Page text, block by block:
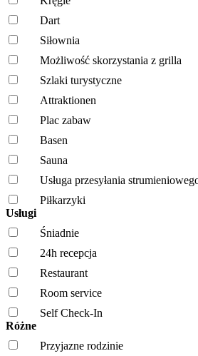
Dart
Siłownia
Możliwość skorzystania z grilla
Szlaki turystyczne
Attraktionen
Plac zabaw
Basen
Sauna
Usługa przesyłania
Piłkarzyki
Usługi
Śniadnie
24h recepcja
Restaurant
Room service
Self Check-In
Różne
Przyjazne rodzinie